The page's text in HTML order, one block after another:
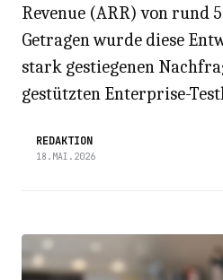
Revenue (ARR) von rund
Getragen wurde diese
stark gestiegenen
gestützten Enterprise-
REDAKTION
18.MAI.2026